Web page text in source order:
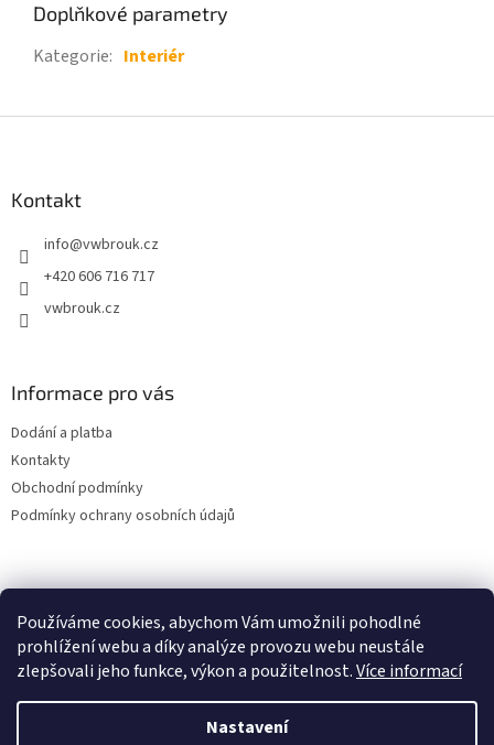
Používáme cookies, abychom Vám umožnili pohodlné
prohlížení webu a díky analýze provozu webu neustále
zlepšovali jeho funkce, výkon a použitelnost.Více informací
Nastavení
Doplňkové parametry
Kategorie: Interiér
Kontakt
info@vwbrouk.cz
+420 606 716 717
vwbrouk.cz
Informace pro vás
Dodání a platba
Kontakty
Obchodní podmínky
Podmínky ochrany osobních údajů
Vytvořil Shoptet